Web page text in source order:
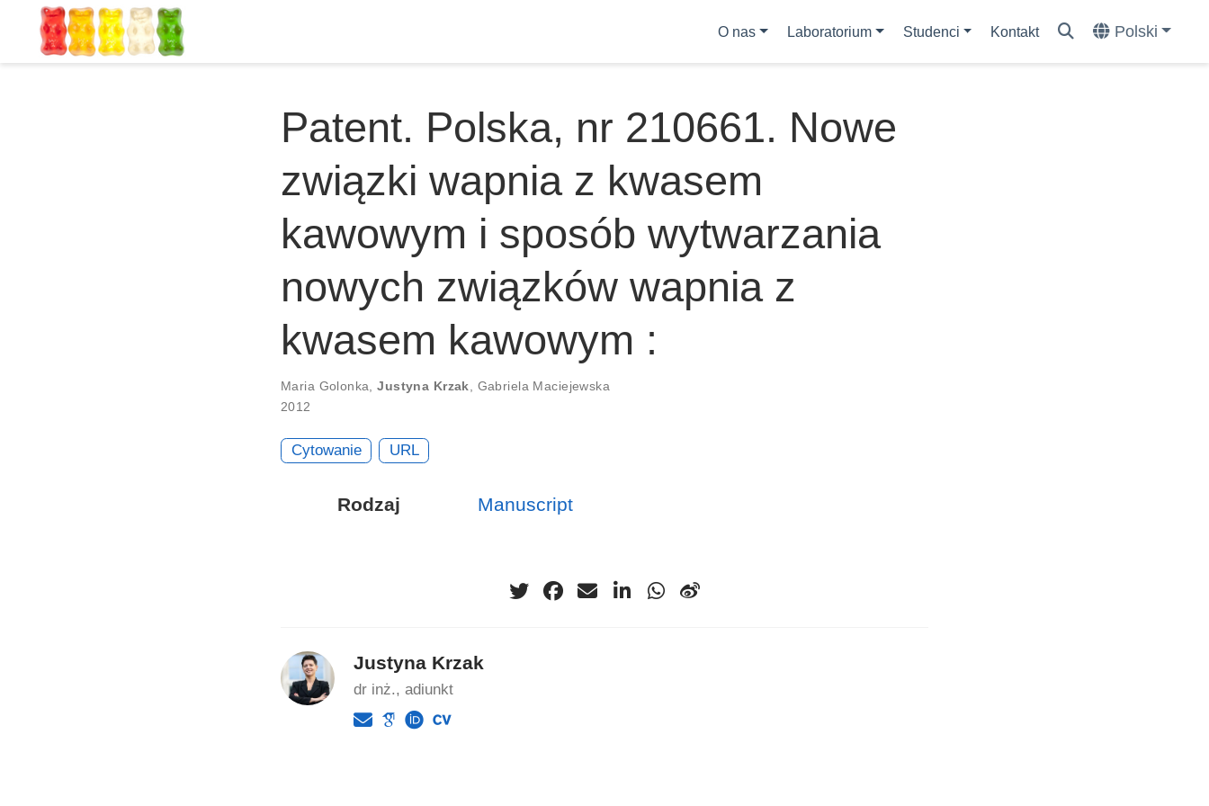
O nas Laboratorium Studenci Kontakt Polski
Patent. Polska, nr 210661. Nowe
związki wapnia z kwasem
kawowym i sposób wytwarzania
nowych związków wapnia z
kwasem kawowym :
Maria Golonka ,Justyna Krzak
Gabriela Maciejewska
2012
Cytowanie URL
Rodzaj Manuscript
Justyna Krzak
dr inż., adiunkt